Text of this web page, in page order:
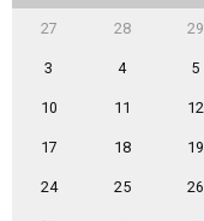
27 28 29
3 4 5
10 11 12
17 18 19
24 25 26